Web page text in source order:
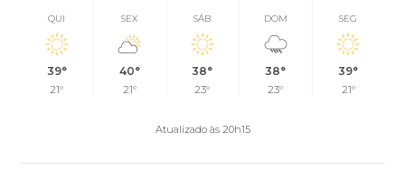
QUI
39°
21°
SEX
40°
21°
SÁB
38°
23°
DOM
38°
23°
SEG
39°
21°
Atualizado às 20h15